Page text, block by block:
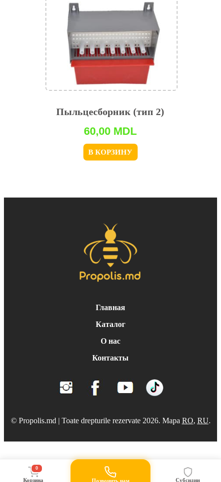
0
Корзина Позвонить нам Субсидии
Пыльцесборник (тип 2)
60,00 MDL
В КОРЗИНУ
Главная
Каталог
О нас
Контакты
© Propolis.md | Toate drepturile rezervate 2026. Mapa RO, RU.